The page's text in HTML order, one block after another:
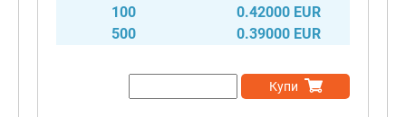
100
0.42000 EUR
500
0.39000 EUR
Купи